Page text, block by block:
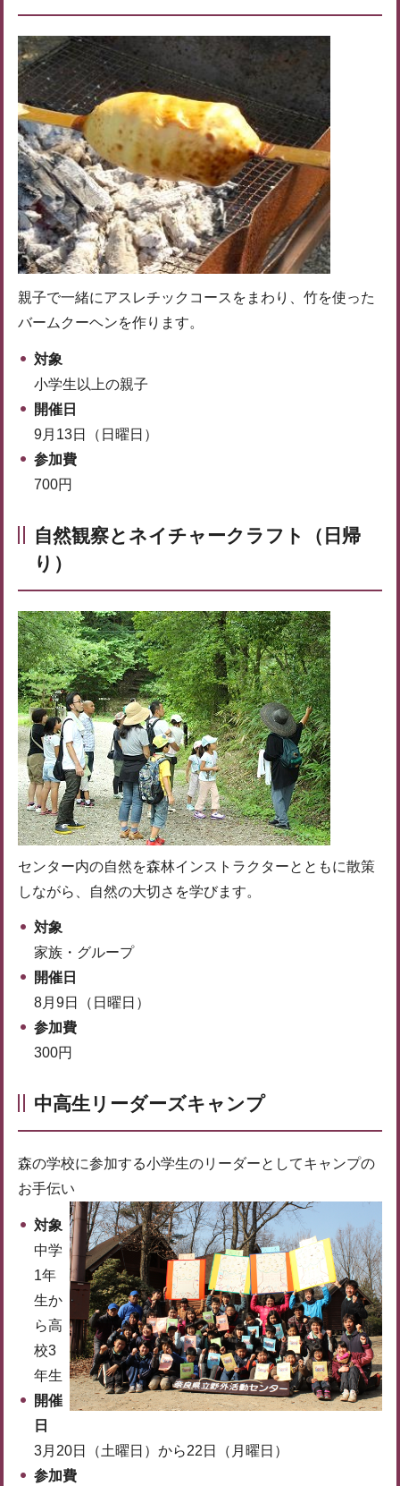
親子で一緒にアスレチックコースをまわり、竹を使った
バームクーヘンを作ります。
対象
小学生以上の親子
開催日
9月13日（日曜日）
参加費
700円
自然観察とネイチャークラフト（日帰
り）
センター内の自然を森林インストラクターとともに散策
しながら、自然の大切さを学びます。
対象
家族・グループ
開催日
8月9日（日曜日）
参加費
300円
中高生リーダーズキャンプ
森の学校に参加する小学生のリーダーとしてキャンプの
お手伝い
対象
中学
1年
生か
ら高
校3
年生
開催
日
3月20日（土曜日）から22日（月曜日）
参加費